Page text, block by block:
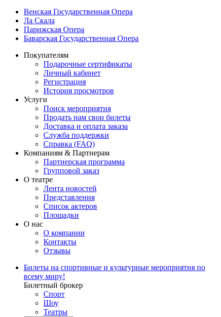
Венская Государственная Опера
Ла Скала
Парижская Опера
Баварская Государственная Опера
Покупателям
Подарочные сертификаты
Личный кабинет
Регистрация
История просмотров
Услуги
Поиск мероприятия
Продать нам свои билеты
Доставка и оплата заказа
Служба поддержки
Справка (FAQ)
Компаниям & Партнерам
Партнерская программа
Групповой заказ
О театре
Лента новостей
Представления
Список актеров
Площадки
О нас
О компании
Контакты
Отзывы
Билеты на спортивные и культурные мероприятия по
всему миру!
Билетный брокер
Спорт
Шоу
Театры